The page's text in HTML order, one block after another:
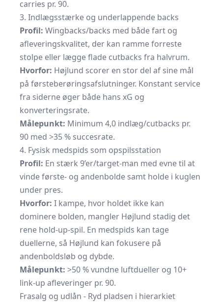
carries pr. 90.
3. Indlægsstærke og underlappende backs
Profil: Wingbacks/backs med både fart og
afleveringskvalitet, der kan ramme forreste
stolpe eller lægge flade cutbacks fra halvrum.
Hvorfor: Højlund scorer en stor del af sine mål
på førsteberøringsafslutninger. Konstant service
fra siderne øger både hans xG og
konverteringsrate.
Målepunkt: Minimum 4,0 indlæg/cutbacks pr.
90 med >35 % succesrate.
4. Fysisk medspids som opspilsstation
Profil: En stærk 9’er/target-man med evne til at
vinde første- og andenbolde samt holde i kuglen
under pres.
Hvorfor: I kampe, hvor holdet ikke kan
dominere bolden, mangler Højlund stadig det
rene hold-up-spil. En medspids kan tage
duellerne, så Højlund kan fokusere på
andenboldsløb og dybde.
Målepunkt: >50 % vundne luftdueller og 10+
link-up afleveringer pr. 90.
Frasalg og udlån - Ryd pladsen i hierarkiet